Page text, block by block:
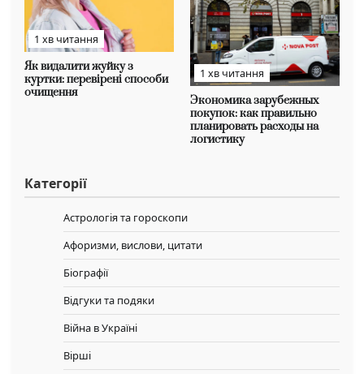
1 хв читання
Як видалити жуйку з
куртки: перевірені способи
очищення
1 хв читання
Экономика зарубежных
покупок: как правильно
планировать расходы на
логистику
Категорії
Астрологія та гороскопи
Афоризми, вислови, цитати
Біографії
Відгуки та подяки
Війна в Україні
Вірші